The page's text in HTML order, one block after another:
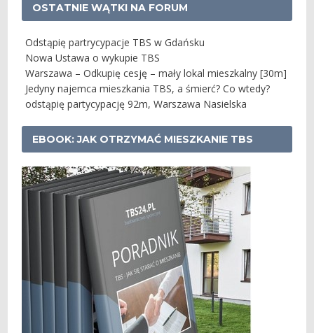
OSTATNIE WĄTKI NA FORUM
Odstąpię partrycypacje TBS w Gdańsku
Nowa Ustawa o wykupie TBS
Warszawa – Odkupię cesję – mały lokal mieszkalny [30m]
Jedyny najemca mieszkania TBS, a śmierć? Co wtedy?
odstąpię partycypację 92m, Warszawa Nasielska
EBOOK: JAK OTRZYMAĆ MIESZKANIE TBS